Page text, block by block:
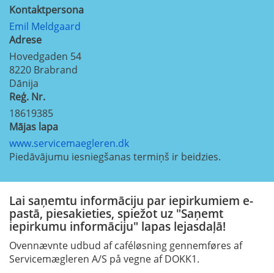
Kontaktpersona
Emil Meldgaard
Adrese
Hovedgaden 54
8220 Brabrand
Dānija
Reģ. Nr.
18619385
Mājas lapa
www.servicemaegleren.dk
Piedāvājumu iesniegšanas termiņš ir beidzies.
Lai saņemtu informāciju par iepirkumiem e-
pastā, piesakieties, spiežot uz "Saņemt
iepirkumu informāciju" lapas lejasdaļā!
Ovennævnte udbud af caféløsning gennemføres af
Servicemægleren A/S på vegne af DOKK1.